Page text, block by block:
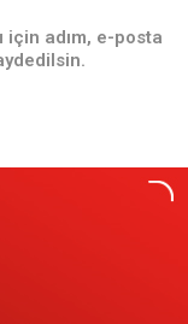
için adım, e-posta